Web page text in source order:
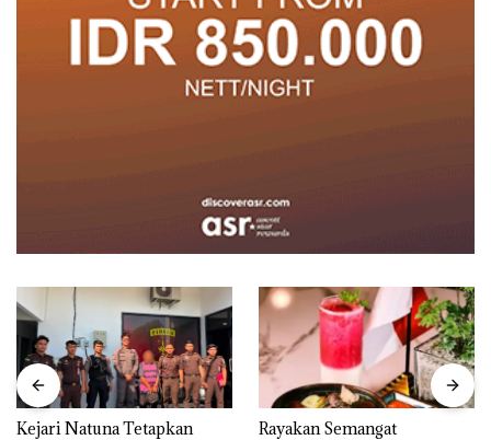
Kejari Natuna Tetapkan
Rayakan Semangat